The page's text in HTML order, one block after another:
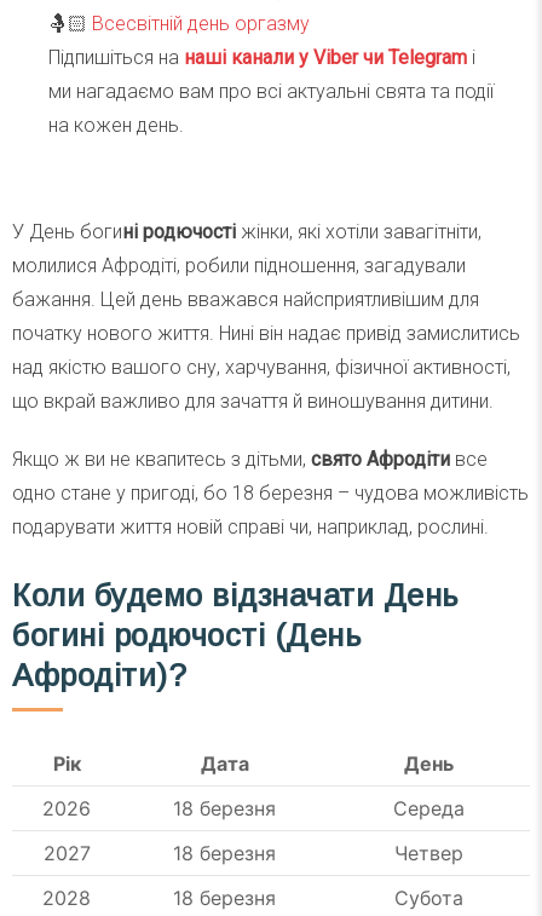
🤱🏻 Всесвітній день оргазму
Підпишіться на наші канали у Viber чи Telegram і
ми нагадаємо вам про всі актуальні свята та події
на кожен день.
У День богині родючості жінки, які хотіли завагітніти,
молилися Афродіті, робили підношення, загадували
бажання. Цей день вважався найсприятливішим для
початку нового життя. Нині він надає привід замислитись
над якістю вашого сну, харчування, фізичної активності,
що вкрай важливо для зачаття й виношування дитини.
Якщо ж ви не квапитесь з дітьми, свято Афродіти все
одно стане у пригоді, бо 18 березня – чудова можливість
подарувати життя новій справі чи, наприклад, рослині.
Коли будемо відзначати День
богині родючості (День
Афродіти)?
Рік Дата
День
2026
18 березня
Середа
2027
18 березня
Четвер
2028
18 березня
Субота